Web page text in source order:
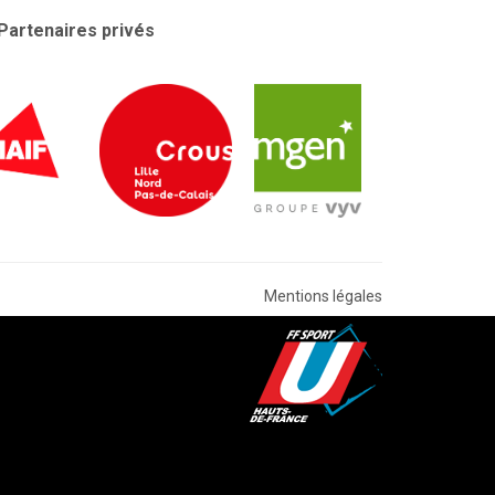
Partenaires privés
Mentions légales